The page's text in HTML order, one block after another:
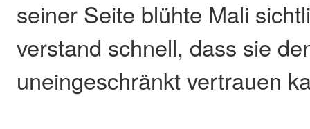
seiner Seite blühte Mali
verstand schnell, dass sie
uneingeschränkt vertrauen